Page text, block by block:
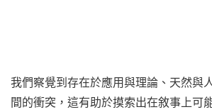
我們察覺到存在於應用與理論、天然與
間的衝突，這有助於摸索出在敘事上可